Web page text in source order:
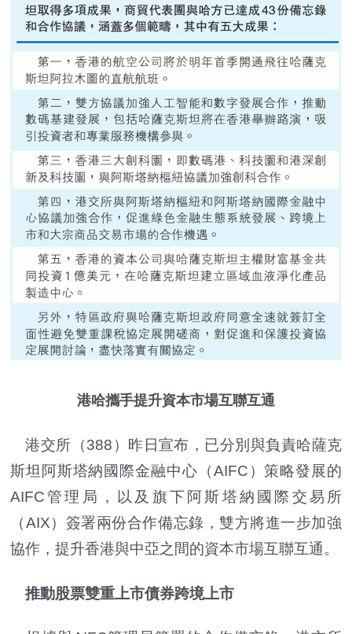
港哈攜手提升資本市場互聯互通
港交所（388）昨日宣布，已分別與負責哈薩克
斯坦阿斯塔納國際金融中心（AIFC）策略發展的
AIFC管理局，以及旗下阿斯塔納國際交易所
（AIX）簽署兩份合作備忘錄，雙方將進一步加強
協作，提升香港與中亞之間的資本市場互聯互通。
推動股票雙重上市債券跨境上市